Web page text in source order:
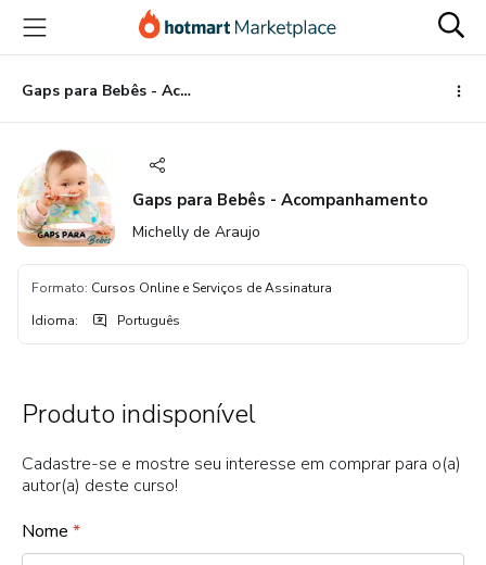
para
conteúdo
principal
para
pagamento
para
rodapé
Gaps para Bebês - Acompanhamento
Gaps para Bebês - Acompanhamento
Michelly de Araujo
Formato: Cursos Online e Serviços de Assinatura
Idioma: Português
Produto indisponível
Cadastre-se e mostre seu interesse em comprar para o(a)
autor(a) deste curso!
Nome *